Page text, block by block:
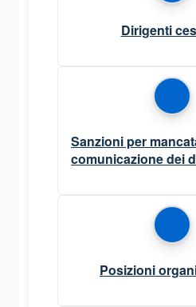
Dirigenti
Sanzioni per
comunicazione dei
Posizioni